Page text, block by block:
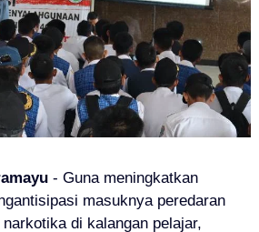
- Guna meningkatkan
masuknya peredaran
di kalangan pelajar,